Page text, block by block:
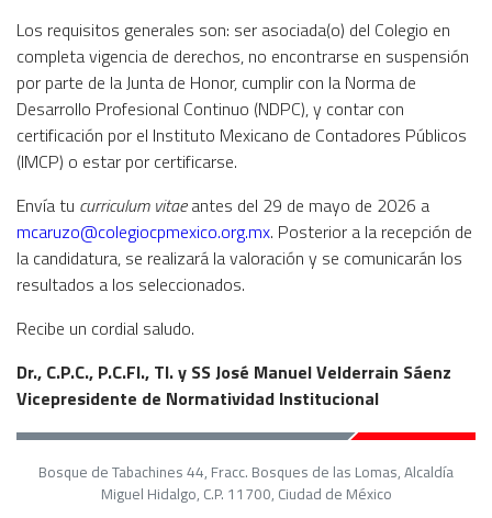
Los requisitos generales son: ser asociada(o) del Colegio en
completa vigencia de derechos, no encontrarse en suspensión
por parte de la Junta de Honor, cumplir con la Norma de
Desarrollo Profesional Continuo (NDPC), y contar con
certificación por el Instituto Mexicano de Contadores Públicos
(IMCP) o estar por certificarse.
Envía tu curriculum vitaeantes del 29 de mayo de 2026 a
mcaruzo@colegiocpmexico.org.mx. Posterior a la recepción de
la candidatura, se realizará la valoración y se comunicarán los
resultados a los seleccionados.
Recibe un cordial saludo.
Dr., C.P.C., P.C.FI., TI. y SS José Manuel Velderrain Sáenz
Vicepresidente de Normatividad Institucional
Bosque de Tabachines 44, Fracc. Bosques de las Lomas, Alcaldía
Miguel Hidalgo, C.P. 11700, Ciudad de México